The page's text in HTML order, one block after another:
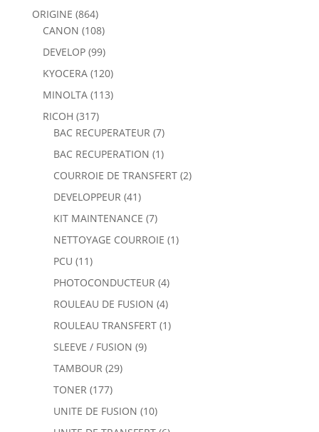
ORIGINE (864)
CANON (108)
DEVELOP (99)
KYOCERA (120)
MINOLTA (113)
RICOH (317)
BAC RECUPERATEUR (7)
BAC RECUPERATION (1)
COURROIE DE TRANSFERT (2)
DEVELOPPEUR (41)
KIT MAINTENANCE (7)
NETTOYAGE COURROIE (1)
PCU (11)
PHOTOCONDUCTEUR (4)
ROULEAU DE FUSION (4)
ROULEAU TRANSFERT (1)
SLEEVE / FUSION (9)
TAMBOUR (29)
TONER (177)
UNITE DE FUSION (10)